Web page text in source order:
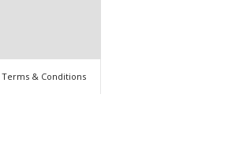
Terms & Conditions